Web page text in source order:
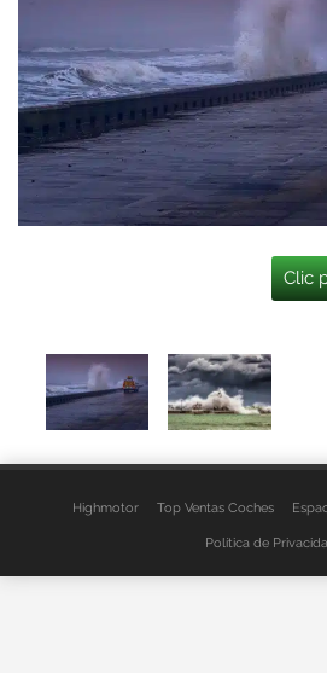
Clic
Highmotor Top Ventas Coches
Política de